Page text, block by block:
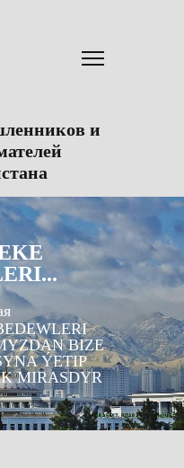
и
BIZE
ÝETIP
MIRASDYR